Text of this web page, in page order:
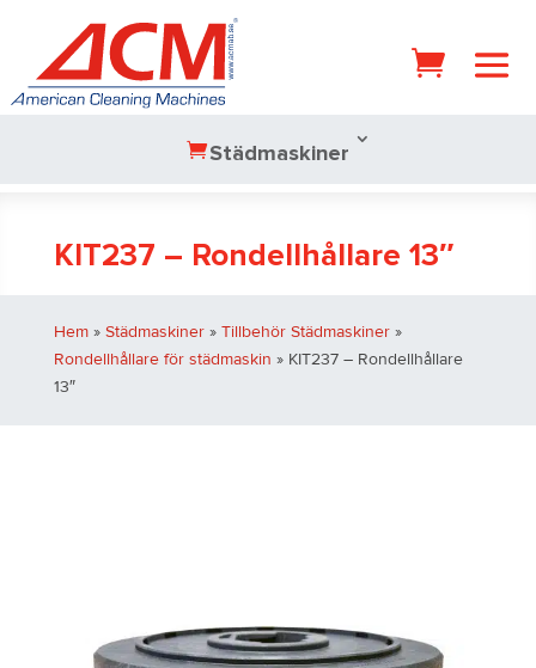
Städmaskiner
KIT237 – Rondellhållare 13″
Hem» Städmaskiner» Tillbehör Städmaskiner»
Rondellhållare för städmaskin » KIT237 – Rondellhållare
13″